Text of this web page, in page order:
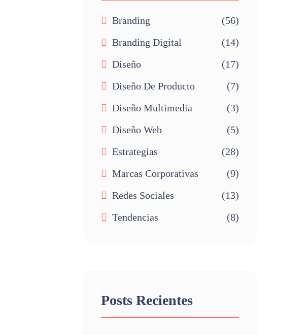
Branding
(56)
Branding Digital
(14)
Diseño
(17)
Diseño De Producto
(7)
Diseño Multimedia
(3)
Diseño Web
(5)
Estrategias
(28)
Marcas Corporativas
(9)
Redes Sociales
(13)
Tendencias
(8)
Posts Recientes